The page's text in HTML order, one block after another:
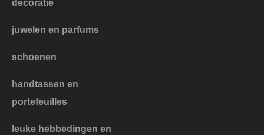
decoratie
juwelen en parfums
schoenen
handtassen en
portefeuilles
leuke hebbedingen en